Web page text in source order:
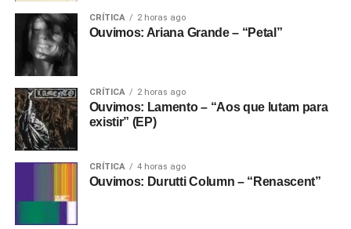
CRÍTICA 2 horas ago
Ouvimos: Ariana Grande – “Petal”
CRÍTICA 2 horas ago
Ouvimos: Lamento – “Aos que lutam para
existir” (EP)
CRÍTICA 4 horas ago
Ouvimos: Durutti Column – “Renascent”